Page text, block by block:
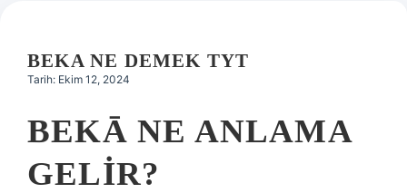
Hakkımızda
BEKA NE DEMEK TYT
Tarih: Ekim 12, 2024
BEKĀ NE ANLAMA
GELIR?